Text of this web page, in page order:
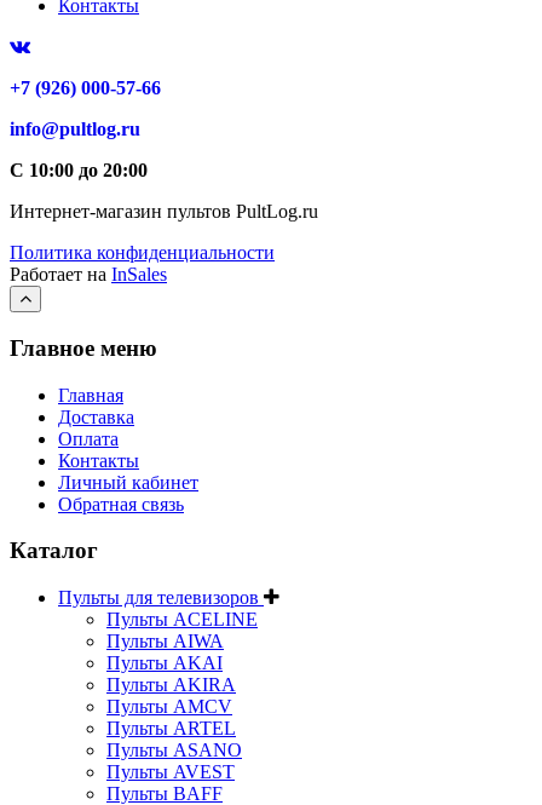
Контакты
+7 (926) 000-57-66
info@pultlog.ru
С 10:00 до 20:00
Интернет-магазин пультов PultLog.ru
Политика конфиденциальности
Работает на InSales
Главное меню
Главная
Доставка
Оплата
Контакты
Личный кабинет
Обратная связь
Каталог
Пульты для телевизоров
Пульты ACELINE
Пульты AIWA
Пульты AKAI
Пульты AKIRA
Пульты AMCV
Пульты ARTEL
Пульты ASANO
Пульты AVEST
Пульты BAFF